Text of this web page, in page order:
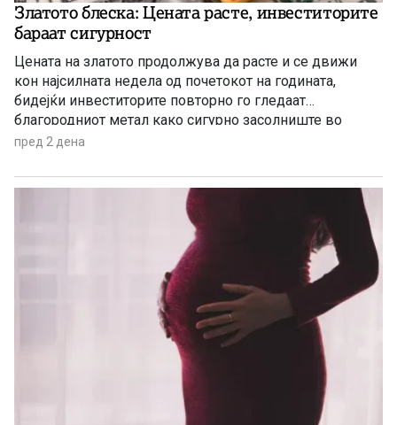
Златото блеска: Цената расте, инвеститорите
бараат сигурност
Цената на златото продолжува да расте и се движи
кон најсилната недела од почетокот на годината,
бидејќи инвеститорите повторно го гледаат
благородниот метал како сигурно засолниште во
услови на глобална економска неизвесност.
пред 2 дена